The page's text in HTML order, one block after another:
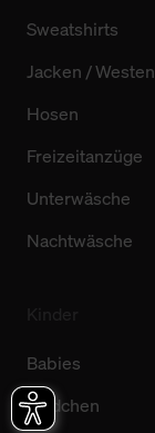
Sweatshirts
Jacken / Westen
Hosen
Freizeitanzüge
Unterwäsche
Nachtwäsche
Babies
Mädchen